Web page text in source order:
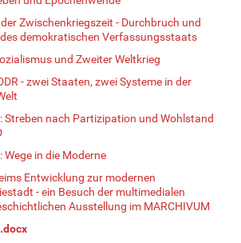
Zwischenkriegszeit - Durchbruch und
demokratischen Verfassungsstaats
und Zweiter Weltkrieg
- zwei Staaten, zwei Systeme in der
Streben nach Partizipation und Wohlstand
Wege in die Moderne
Entwicklung zur modernen
- ein Besuch der multimedialen
Ausstellung im MARCHIVUM